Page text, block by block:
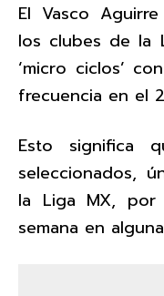
El Vasco
los clubes de la
‘micro ciclos’
frecuencia en el
Esto significa
seleccionados,
la Liga MX,
semana en